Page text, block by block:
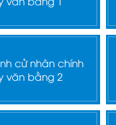
cử nhân chính
văn bằng 2